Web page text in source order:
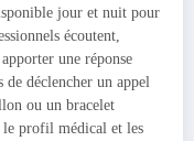
jour et nuit pour
écoutent,
une réponse
de déclencher un appel
ou un bracelet
le profil médical et les